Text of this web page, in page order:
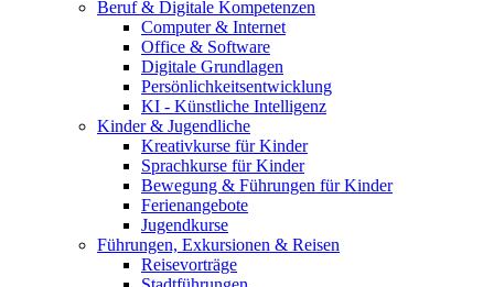
Beruf & Digitale Kompetenzen
Computer & Internet
Office & Software
Digitale Grundlagen
Persönlichkeitsentwicklung
KI - Künstliche Intelligenz
Kinder & Jugendliche
Kreativkurse für Kinder
Sprachkurse für Kinder
Bewegung & Führungen für Kinder
Ferienangebote
Jugendkurse
Führungen, Exkursionen & Reisen
Reisevorträge